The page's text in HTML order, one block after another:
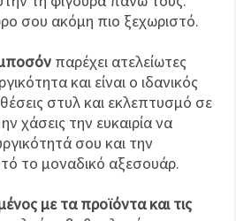
σου ακόμη πιο ξεχωριστό.
παρέχει ατελείωτες
και είναι ο ιδανικός
στυλ και εκλεπτυσμό σε
χάσεις την ευκαιρία να
σου και την
το μοναδικό αξεσουάρ.
με τα προϊόντα και τις